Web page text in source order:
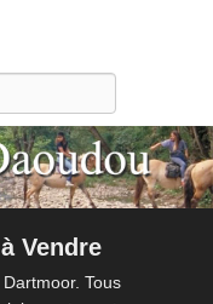
Vendre
Tous